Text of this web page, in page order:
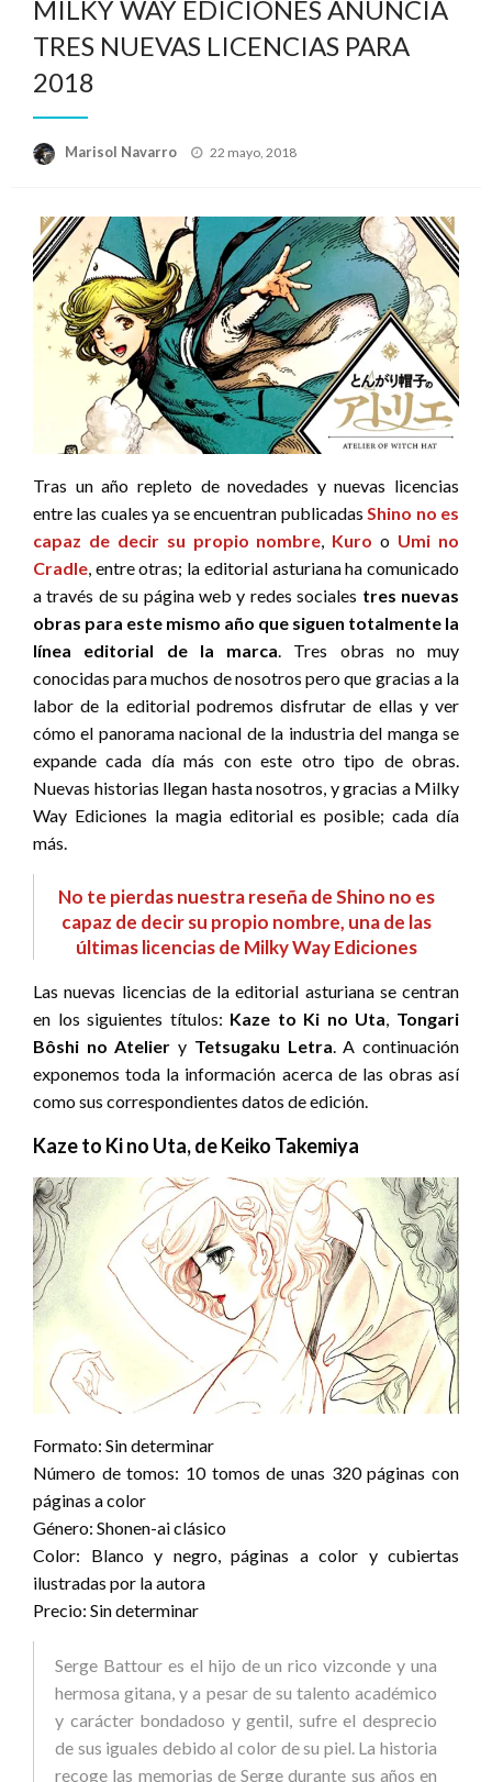
MILKY WAY EDICIONES ANUNCIA
TRES NUEVAS LICENCIAS PARA
2018
Marisol Navarro
Publicado
22 mayo, 2018
Tras un año repleto de novedades y nuevas licencias
entre las cuales ya se encuentran publicadas Shino no es
capaz de decir su propio nombre Kuro o Umi no
Cradle , entre otras; la editorial asturiana ha comunicado
a través de su página web y redes sociales tres nuevas
obras para este mismo año que siguen totalmente la
línea editorial de la marca . Tres obras no muy
conocidas para muchos de nosotros pero que gracias a la
labor de la editorial podremos disfrutar de ellas y ver
cómo el panorama nacional de la industria del manga se
expande cada día más con este otro tipo de obras.
Nuevas historias llegan hasta nosotros, y gracias a Milky
Way Ediciones la magia editorial es posible; cada día
más.
No te pierdas nuestra reseña de Shino no es
capaz de decir su propio nombre, una de las
últimas licencias de Milky Way Ediciones
Las nuevas licencias de la editorial asturiana se centran
en los siguientes títulos: Kaze to Ki no Uta
Tongari
Bôshi no Atelier y Tetsugaku Letra . A continuación
exponemos toda la información acerca de las obras así
como sus correspondientes datos de edición.
Kaze to Ki no Uta, de Keiko Takemiya
Formato: Sin determinar
Número de tomos: 10 tomos de unas 320 páginas con
páginas a color
Género: Shonen-ai clásico
Color: Blanco y negro, páginas a color y cubiertas
ilustradas por la autora
Precio: Sin determinar
Serge Battour es el hijo de un rico vizconde y una
hermosa gitana, y a pesar de su talento académico
y carácter bondadoso y gentil, sufre el desprecio
de sus iguales debido al color de su piel. La historia
recoge las memorias de Serge durante sus años en